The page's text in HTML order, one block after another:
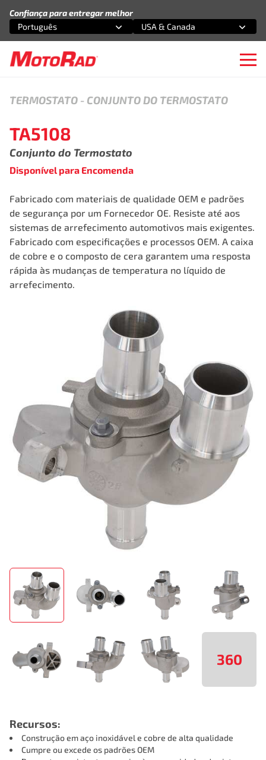
Confiança para entregar melhor
Selecione uma opção
Português
Selecione uma opção
USA & Canada
360
TERMOSTATO - CONJUNTO DO TERMOSTATO
TA5108
Conjunto do Termostato
Disponível para Encomenda
Fabricado com materiais de qualidade OEM e padrões
de segurança por um Fornecedor OE. Resiste até aos
sistemas de arrefecimento automotivos mais exigentes.
Fabricado com especificações e processos OEM. A caixa
de cobre e o composto de cera garantem uma resposta
rápida às mudanças de temperatura no líquido de
arrefecimento.
Recursos:
Construção em aço inoxidável e cobre de alta qualidade
Cumpre ou excede os padrões OEM